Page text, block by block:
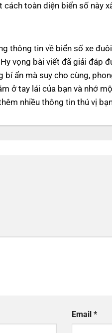
toàn diện biển số này
thông tin về biển số xe
vọng bài viết đã giải đáp
ẩn mà suy cho cùng,
ở tay lái của bạn và nhớ
nhiều thông tin thú vị
Email *